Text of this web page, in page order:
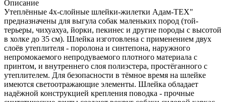
Описание
Утеплённые 4х-слойные шлейки-жилетки Адам-TEX"
предназначены для выгула собак маленьких пород (той-
терьеры, чихуахуа, йорки, пекинес и другие породы с высотой
в холке до 35 см). Шлейка изготовлена с применением двух
слоёв утеплителя - поролона и синтепона, наружного
непромокаемого непродуваемого плотного материала с
принтом, и внутреннего слоя полиэстера, простёганного с
утеплителем. Для безопасности в тёмное время на шлейке
имеются светоотражающие элементы. Шлейка обладает
надёжной конструкцией крепления поводка - прочные